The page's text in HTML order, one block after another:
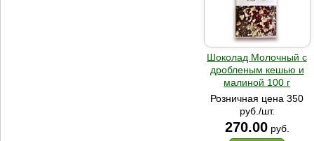
Шоколад Молочный с
дробленым кешью и
малиной 100 г
Розничная цена 350
руб./шт.
270.00 руб.